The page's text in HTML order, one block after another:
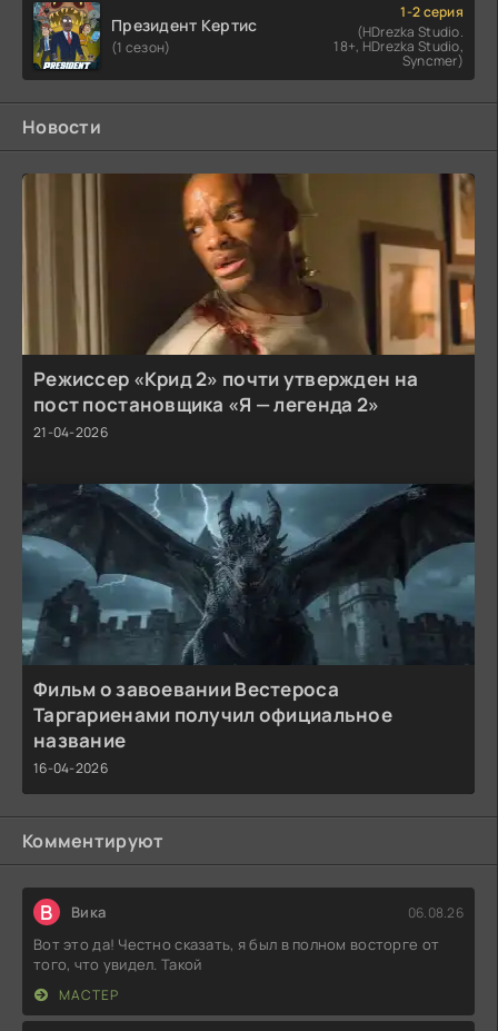
Президент Кертис
(1 сезон)
1-2 серия
(HDrezka Studio.
18+, HDrezka Studio,
Syncmer)
Новости
Режиссер «Крид 2» почти утвержден на
пост постановщика «Я — легенда 2»
21-04-2026
Фильм о завоевании Вестероса
Таргариенами получил официальное
название
16-04-2026
Комментируют
В Вика 06.08.26
Вот это да! Честно сказать, я был в полном восторге от
того, что увидел. Такой
МАСТЕР